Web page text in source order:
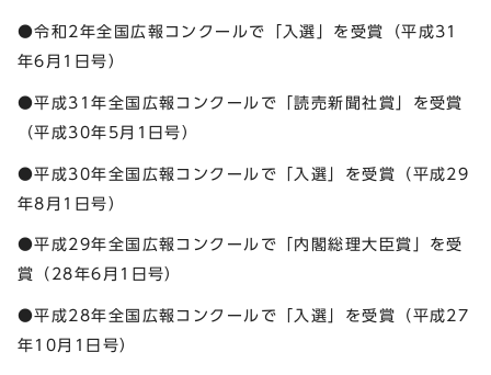
●令和2年全国広報コンクールで「入選」を受賞（平成31
年6月1日号）
●平成31年全国広報コンクールで「読売新聞社賞」を受賞
（平成30年5月1日号）
●平成30年全国広報コンクールで「入選」を受賞（平成29
年8月1日号）
●平成29年全国広報コンクールで「内閣総理大臣賞」を受
賞（28年6月1日号）
●平成28年全国広報コンクールで「入選」を受賞（平成27
年10月1日号）